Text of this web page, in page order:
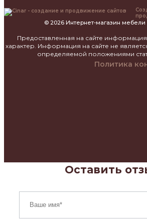
© 2026 Интернет-магазин
Предоставленная на сайте
характер. Информация на сайте не
определяемой положениями
Политика
Оставить